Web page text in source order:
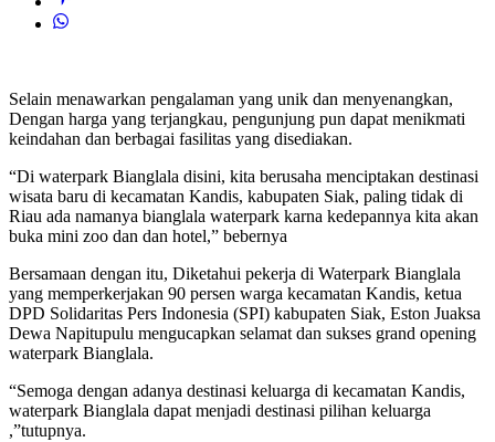
Selain menawarkan pengalaman yang unik dan menyenangkan,
Dengan harga yang terjangkau, pengunjung pun dapat menikmati
keindahan dan berbagai fasilitas yang disediakan.
“Di waterpark Bianglala disini, kita berusaha menciptakan destinasi
wisata baru di kecamatan Kandis, kabupaten Siak, paling tidak di
Riau ada namanya bianglala waterpark karna kedepannya kita akan
buka mini zoo dan dan hotel,” bebernya
Bersamaan dengan itu, Diketahui pekerja di Waterpark Bianglala
yang memperkerjakan 90 persen warga kecamatan Kandis, ketua
DPD Solidaritas Pers Indonesia (SPI) kabupaten Siak, Eston Juaksa
Dewa Napitupulu mengucapkan selamat dan sukses grand opening
waterpark Bianglala.
“Semoga dengan adanya destinasi keluarga di kecamatan Kandis,
waterpark Bianglala dapat menjadi destinasi pilihan keluarga
,”tutupnya.